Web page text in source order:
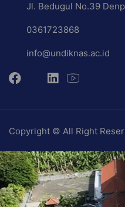
Jl. Bedugul No.39
0361723868
info@undiknas.ac.id
Copyright © All Right